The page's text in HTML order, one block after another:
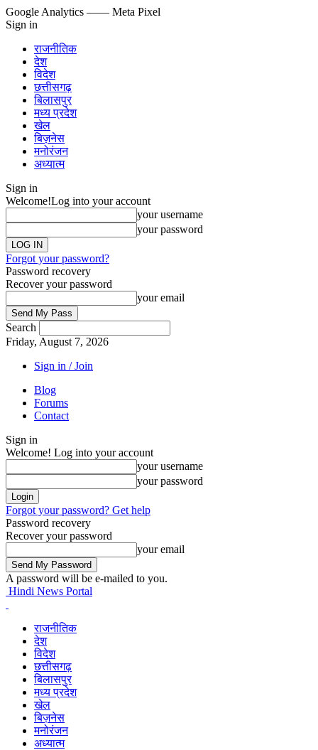
Google Analytics —— Meta Pixel
Sign in
राजनीतिक
देश
विदेश
छत्तीसगढ़
बिलासपुर
मध्य प्रदेश
खेल
बिज़नेस
मनोरंजन
अध्यात्म
Sign in
Welcome!Log into your account
your username
your password
Forgot your password?
Password recovery
Recover your password
your email
Search
Friday, August 7, 2026
Sign in / Join
Blog
Forums
Contact
Sign in
Welcome! Log into your account
your username
your password
Forgot your password? Get help
Password recovery
Recover your password
your email
A password will be e-mailed to you.
Hindi News Portal
राजनीतिक
देश
विदेश
छत्तीसगढ़
बिलासपुर
मध्य प्रदेश
खेल
बिज़नेस
मनोरंजन
अध्यात्म